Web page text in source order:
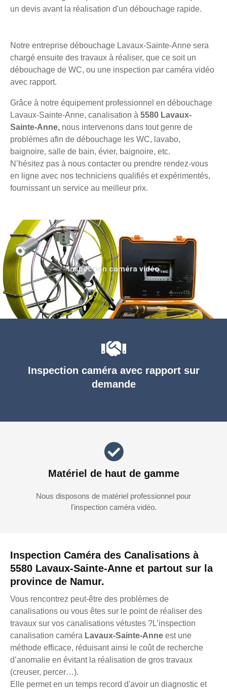
un devis avant la réalisation d'un débouchage rapide.
Notre entreprise débouchage Lavaux-Sainte-Anne sera
chargé ensuite des travaux à réaliser, que ce soit un
débouchage de WC, ou une inspection par caméra vidéo
avec rapport.
Grâce à notre équipement professionnel en débouchage
Lavaux-Sainte-Anne, canalisation à 5580 Lavaux-
Sainte-Anne, nous intervenons dans tout genre de
problèmes afin de débouchage les WC, lavabo,
baignoire, salle de bain, évier, baignoire, etc.
N’hésitez pas à nous contacter ou prendre rendez-vous
en ligne avec nos techniciens qualifiés et expérimentés,
fournissant un service au meilleur prix.
Inspection Caméra des Canalisations à
5580 Lavaux-Sainte-Anne et partout sur la
province de Namur.
Vous rencontrez peut-être des problèmes de
canalisations ou vous êtes sur le point de réaliser des
travaux sur vos canalisations vétustes ?L’inspection
canalisation caméra Lavaux-Sainte-Anne est une
méthode efficace, réduisant ainsi le coût de recherche
d’anomalie en évitant la réalisation de gros travaux
(creuser, percer…).
Elle permet en un temps record d'avoir un diagnostic et
Inspection caméra avec rapport sur
demande
Matériel de haut de gamme
Nous disposons de matériel professionnel pour
l'inspection caméra vidéo.
Inspection caméra vidéo